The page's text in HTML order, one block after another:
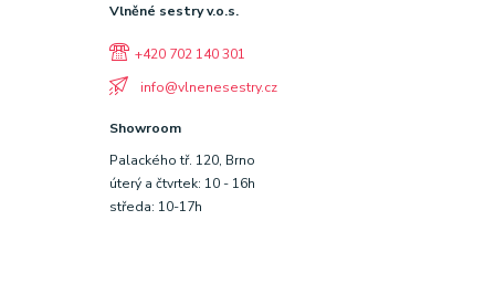
Vlněné sestry v.o.s.
+420 702 140 301
info@vlnenesestry.cz
Showroom
Palackého tř. 120, Brno
úterý a čtvrtek: 10 - 16h
středa: 10-17h